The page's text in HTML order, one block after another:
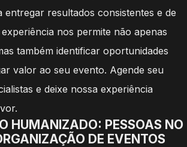
entregar resultados consistentes e de
nos permite não apenas
também identificar oportunidades
valor ao seu evento. Agende seu
e deixe nossa experiência
HUMANIZADO: PESSOAS NO
DE EVENTOS